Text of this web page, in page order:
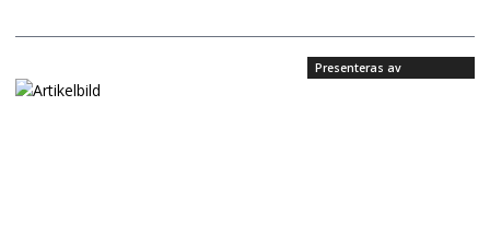
Presenteras av